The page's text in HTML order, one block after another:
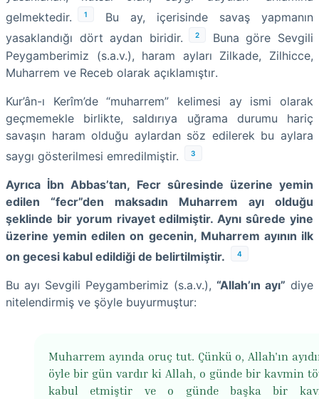
gelmektedir.
1
Bu ay, içerisinde savaş yapmanın
yasaklandığı dört aydan biridir.
2
Buna göre Sevgili
Peygamberimiz (s.a.v.), haram ayları Zilkade, Zilhicce,
Muharrem ve Receb olarak açıklamıştır.
Kur’ân-ı Kerîm’de “muharrem” kelimesi ay ismi olarak
geçmemekle birlikte, saldırıya uğrama durumu hariç
savaşın haram olduğu aylardan söz edilerek bu aylara
saygı gösterilmesi emredilmiştir.
3
Ayrıca İbn Abbas’tan, Fecr sûresinde üzerine yemin
edilen “fecr”den maksadın Muharrem ayı olduğu
şeklinde bir yorum rivayet edilmiştir. Aynı sûrede yine
üzerine yemin edilen on gecenin, Muharrem ayının ilk
on gecesi kabul edildiği de belirtilmiştir.
4
Bu ayı Sevgili Peygamberimiz (s.a.v.), “Allah’ın ayı” diye
nitelendirmiş ve şöyle buyurmuştur:
Muharrem ayında oruç tut. Çünkü o, Allah'ın
öyle bir gün vardır ki Allah, o günde bir kavmin
kabul etmiştir ve o günde başka bir